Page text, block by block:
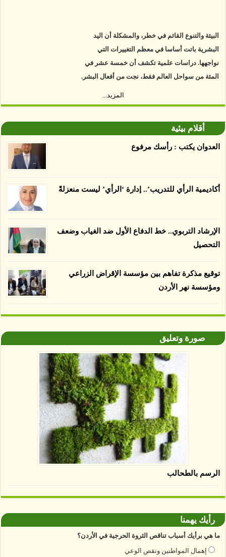
البيئة والتنوع القائم في خطر، والمشكلة أن اليد
البشرية باتت أساسا في معظم التغييرات التي
نواجهها. دراسات علمية تكشف أن خمسة عشر في
المئة من سواحل العالم فقط، نجت من أفعال البشر.
اعتمادها على أنها مستدامة تدمرت بشكل أسرع من
الغطاء عن أي ادعاءات تقول بأن الزيت يمكن ألا
صديقة للبيئة 38 في المئة من زراعتها منذ عام 2007،
المزيد...
أقلام بيئية
العدوان يكتب : رأسك مرفوع
أكاديمية الرأي للتدريب’.. إدارة ‘الرأي’ ليست منعزلةً
الإرشاد التربوي.. خط الدفاع الأول ضد الغياب وضعف
التحصيل
توقيع مذكرة تفاهم بين مؤسسة الإقراض الزراعي
ومؤسسة نهر الأردن
صورة وتعليق
الرسم بالطحالب
رأيك يهمنا
ما هي برأيك أسباب تناقص الثروة الحرجية في الأردن؟
إهمال المواطنين ونقص الوعي